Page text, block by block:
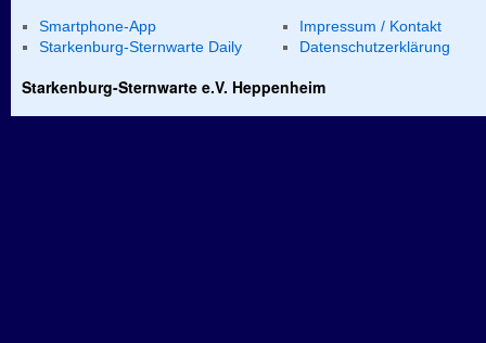
Smartphone-App
Starkenburg-Sternwarte Daily
Impressum / Kontakt
Datenschutzerklärung
Starkenburg-Sternwarte e.V. Heppenheim